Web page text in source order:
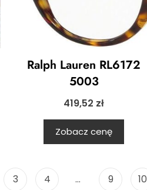
Ralph Lauren RL6172
5003
419,52 zł
Zobacz cenę
3 4 … 9 10